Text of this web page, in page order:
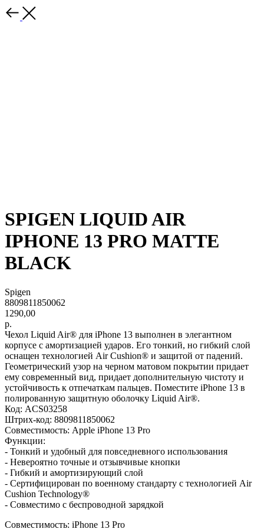
SPIGEN LIQUID AIR
IPHONE 13 PRO MATTE
BLACK
Spigen
8809811850062
1290,00
р.
Чехол Liquid Air® для iPhone 13 выполнен в элегантном
корпусе с амортизацией ударов. Его тонкий, но гибкий слой
оснащен технологией Air Cushion® и защитой от падений.
Геометрический узор на черном матовом покрытии придает
ему современный вид, придает дополнительную чистоту и
устойчивость к отпечаткам пальцев. Поместите iPhone 13 в
полированную защитную оболочку Liquid Air®.
Код: ACS03258
Штрих-код: 8809811850062
Совместимость: Apple iPhone 13 Pro
Функции:
- Тонкий и удобный для повседневного использования
- Невероятно точные и отзывчивые кнопки
- Гибкий и амортизирующий слой
- Сертифицирован по военному стандарту с технологией Air
Cushion Technology®
- Совместимо с беспроводной зарядкой
Совместимость: iPhone 13 Pro